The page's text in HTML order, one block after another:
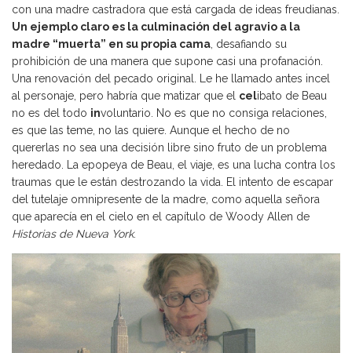
con una madre castradora que está cargada de ideas freudianas.
Un ejemplo claro es la culminación del agravio a la
madre “muerta” en su propia cama, desafiando su
prohibición de una manera que supone casi una profanación.
Una renovación del pecado original. Le he llamado antes incel
al personaje, pero habría que matizar que el celibato de Beau
no es del todo involuntario. No es que no consiga relaciones,
es que las teme, no las quiere. Aunque el hecho de no
quererlas no sea una decisión libre sino fruto de un problema
heredado. La epopeya de Beau, el viaje, es una lucha contra los
traumas que le están destrozando la vida. El intento de escapar
del tutelaje omnipresente de la madre, como aquella señora
que aparecía en el cielo en el capítulo de Woody Allen de
Historias de Nueva York.